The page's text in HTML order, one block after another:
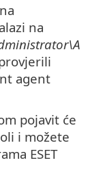
na
agent
pojavit će
i možete
ESET